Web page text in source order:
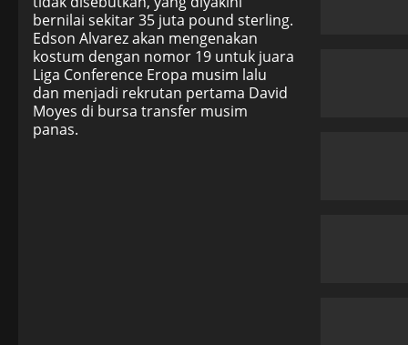
bernilai sekitar 35 juta pound sterling.
Edson Alvarez akan mengenakan
kostum dengan nomor 19 untuk juara
Liga Conference Eropa musim lalu
dan menjadi rekrutan pertama David
Moyes di bursa transfer musim
panas.